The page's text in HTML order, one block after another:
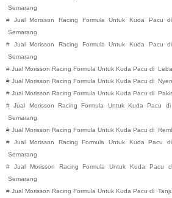
Semarang
#
Jual Morisson Racing Formula Untuk Kuda Pacu
Semarang
#
Jual Morisson Racing Formula Untuk Kuda Pacu
Semarang
# Jual Morisson Racing Formula Untuk Kuda Pacu di
# Jual Morisson Racing Formula Untuk Kuda Pacu di
# Jual Morisson Racing Formula Untuk Kuda Pacu di
# Jual Morisson Racing Formula Untuk Kuda Pacu di
Semarang
# Jual Morisson Racing Formula Untuk Kuda Pacu di
#
Jual Morisson Racing Formula Untuk Kuda Pacu di
Semarang
#
Jual Morisson Racing Formula Untuk Kuda Pacu
Semarang
# Jual Morisson Racing Formula Untuk Kuda Pacu di